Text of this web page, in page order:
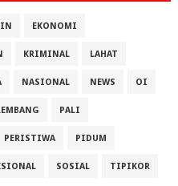
EKONOMI
KRIMINAL LAHAT
NASIONAL NEWS OI
PALI
PERISTIWA PIDUM
SOSIAL TIPIKOR